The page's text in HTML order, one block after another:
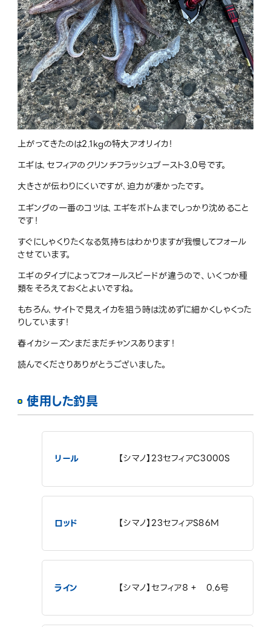
上がってきたのは2.1kgの特大アオリイカ！
エギは､セフィアのクリンチフラッシュブースト3.0号です。
大きさが伝わりにくいですが､迫力が凄かったです。
エギングの一番のコツは､エギをボトムまでしっかり沈めること
です！
すぐにしゃくりたくなる気持ちはわかりますが我慢してフォール
させています。
エギのタイプによってフォールスピードが違うので、いくつか種
類をそろえておくとよいですね。
もちろん､サイトで見えイカを狙う時は沈めずに細かくしゃくった
りしています！
春イカシーズンまだまだチャンスあります！
読んでくださりありがとうございました。
使用した釣具
リール 【シマノ】23セフィアC3000S
ロッド 【シマノ】23セフィアS86M
ライン 【シマノ】セフィア８＋ 0.6号